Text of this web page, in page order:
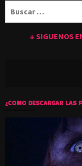
↓ SIGUENOS
¿COMO DESCARGAR LAS